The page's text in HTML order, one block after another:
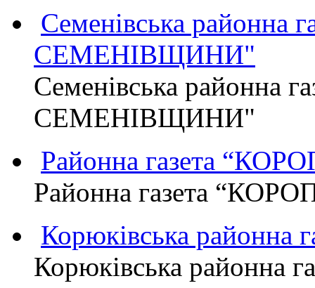
Семенівська районна
СЕМЕНІВЩИНИ"
Семенівська районна
СЕМЕНІВЩИНИ"
Районна газета
Районна газета
Корюківська районна
Корюківська районна